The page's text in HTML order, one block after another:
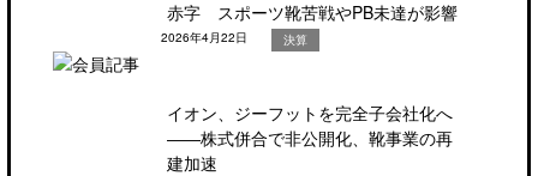
赤字 スポーツ靴苦戦やPB未達が影響
2026年4月22日 決算
イオン、ジーフットを完全子会社化へ
――株式併合で非公開化、靴事業の再
建加速